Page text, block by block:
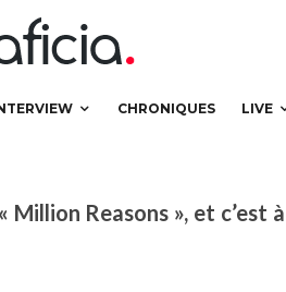
CHRONIQUES LIVE
autres
Reasons », et c’est à